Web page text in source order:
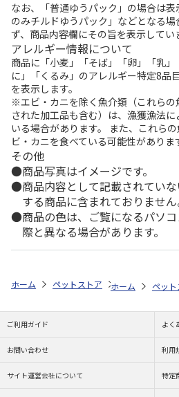
なお、「普通ゆうパック」の場合は
のみチルドゆうパック」などとなる
ず、商品内容欄にその旨を表示してい
アレルギー情報について
商品に「小麦」「そば」「卵」「乳
に」「くるみ」のアレルギー特定8品
を表示します。
※エビ・カニを除く魚介類（これら
された加工品も含む）は、漁獲漁法
いる場合があります。 また、これら
ビ・カニを食べている可能性がありま
その他
商品写真はイメージです。
商品内容として記載されてい
する商品に含まれておりません
商品の色は、ご覧になるパソ
際と異なる場合があります。
ホーム ペットストア おもちゃ
ホーム ペッ
ご利用ガイド よく
お問い合わせ 利用
サイト運営会社について 特定